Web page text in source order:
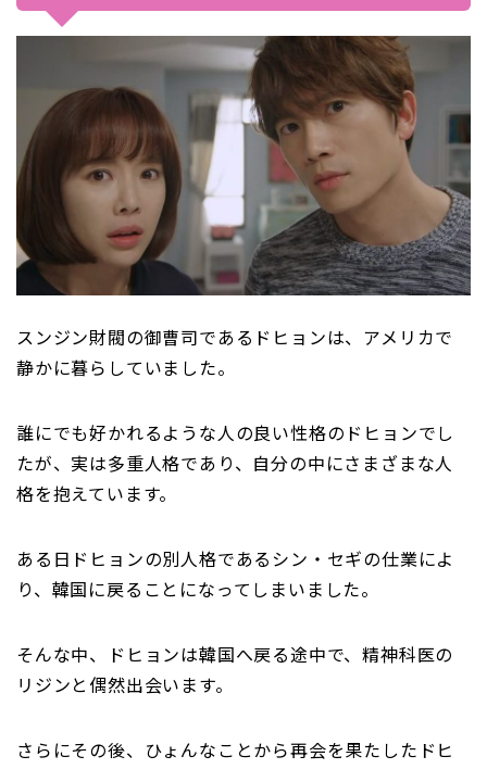
スンジン財閥の御曹司であるドヒョンは、アメリカで
静かに暮らしていました。
誰にでも好かれるような人の良い性格のドヒョンでし
たが、実は多重人格であり、自分の中にさまざまな人
格を抱えています。
ある日ドヒョンの別人格であるシン・セギの仕業によ
り、韓国に戻ることになってしまいました。
そんな中、ドヒョンは韓国へ戻る途中で、精神科医の
リジンと偶然出会います。
さらにその後、ひょんなことから再会を果たしたドヒ